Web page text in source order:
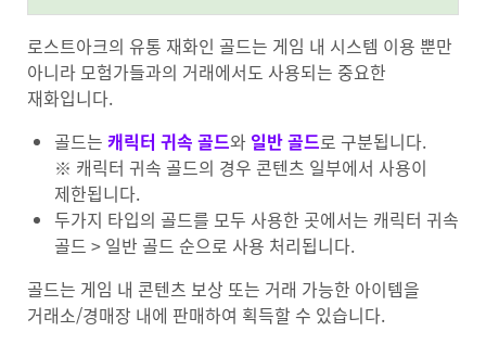
로스트아크의 유통 재화인 골드는 게임 내 시스템 이용 뿐만
아니라 모험가들과의 거래에서도 사용되는 중요한
재화입니다.
골드는 캐릭터 귀속 골드와 일반 골드로 구분됩니다.
※ 캐릭터 귀속 골드의 경우 콘텐츠 일부에서 사용이
제한됩니다.
두가지 타입의 골드를 모두 사용한 곳에서는 캐릭터 귀속
골드 > 일반 골드 순으로 사용 처리됩니다.
골드는 게임 내 콘텐츠 보상 또는 거래 가능한 아이템을
거래소/경매장 내에 판매하여 획득할 수 있습니다.